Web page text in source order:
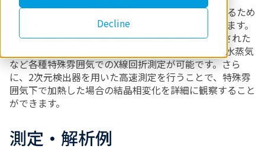
Decline
新規材料開発では、目的とする物性を持つ材料を得るため
に、様々な温度・雰囲気下で評価を行う必要があります。
赤外加熱高温装置Reactor-Xは、ヒーター部と分離された
耐腐食性の試料室を持つため、水素、アンモニア、水蒸気
など各種特殊雰囲気でのX線回折測定が可能です。さら
に、2次元検出器を用いた高速測定を行うことで、特殊雰
囲気下で加熱した場合の結晶相変化を詳細に観察すること
ができます。
測定・解析例